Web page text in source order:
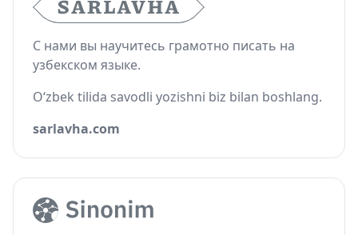
С нами вы научитесь грамотно писать на
узбекском языке.
O‘zbek tilida savodli yozishni biz bilan boshlang.
sarlavha.com